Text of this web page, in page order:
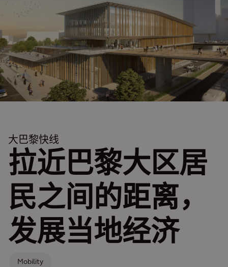
大巴黎快线
拉近巴黎大区居
民之间的距离，
发展当地经济
Mobility